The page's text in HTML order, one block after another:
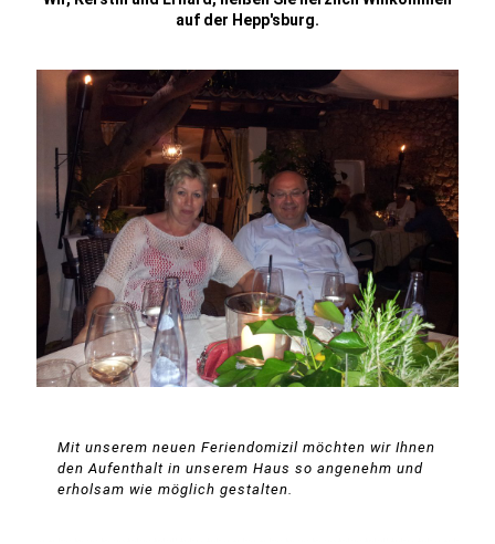
auf der Hepp'sburg.
Mit unserem neuen Feriendomizil möchten wir Ihnen
den Aufenthalt in unserem Haus so angenehm und
erholsam wie möglich gestalten.